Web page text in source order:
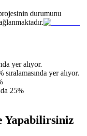
büyük veri analizi.
durumunu
yer alıyor.
yer alıyor.
25%
Yapabilirsiniz